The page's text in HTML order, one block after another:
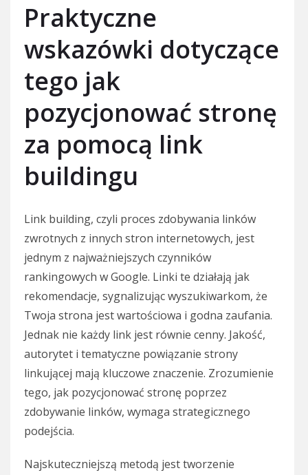
Praktyczne
wskazówki dotyczące
tego jak
pozycjonować stronę
za pomocą link
buildingu
Link building, czyli proces zdobywania linków
zwrotnych z innych stron internetowych, jest
jednym z najważniejszych czynników
rankingowych w Google. Linki te działają jak
rekomendacje, sygnalizując wyszukiwarkom, że
Twoja strona jest wartościowa i godna zaufania.
Jednak nie każdy link jest równie cenny. Jakość,
autorytet i tematyczne powiązanie strony
linkującej mają kluczowe znaczenie. Zrozumienie
tego, jak pozycjonować stronę poprzez
zdobywanie linków, wymaga strategicznego
podejścia.
Najskuteczniejszą metodą jest tworzenie